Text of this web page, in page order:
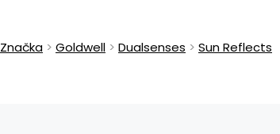
Značka Goldwell Dualsenses Sun Reflects